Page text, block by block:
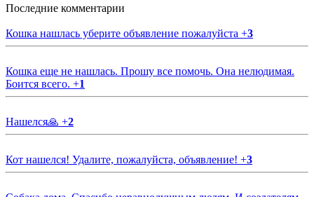
Последние комментарии
Кошка нашлась уберите объявление пожалуйста +3
Кошка еще не нашлась. Прошу все помочь. Она нелюдимая.
Боится всего. +1
Нашелся🙏 +2
Кот нашелся! Удалите, пожалуйста, объявление! +3